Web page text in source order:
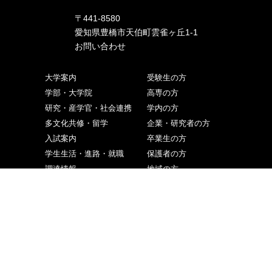
〒441-8580
愛知県豊橋市天伯町雲雀ヶ丘1-1
お問い合わせ
大学案内
学部・大学院
研究・産学官・社会連携
多文化共修・留学
入試案内
学生生活・進路・就職
調達情報
受験生の方
高専の方
学内の方
企業・研究者の方
卒業生の方
保護者の方
地域の方